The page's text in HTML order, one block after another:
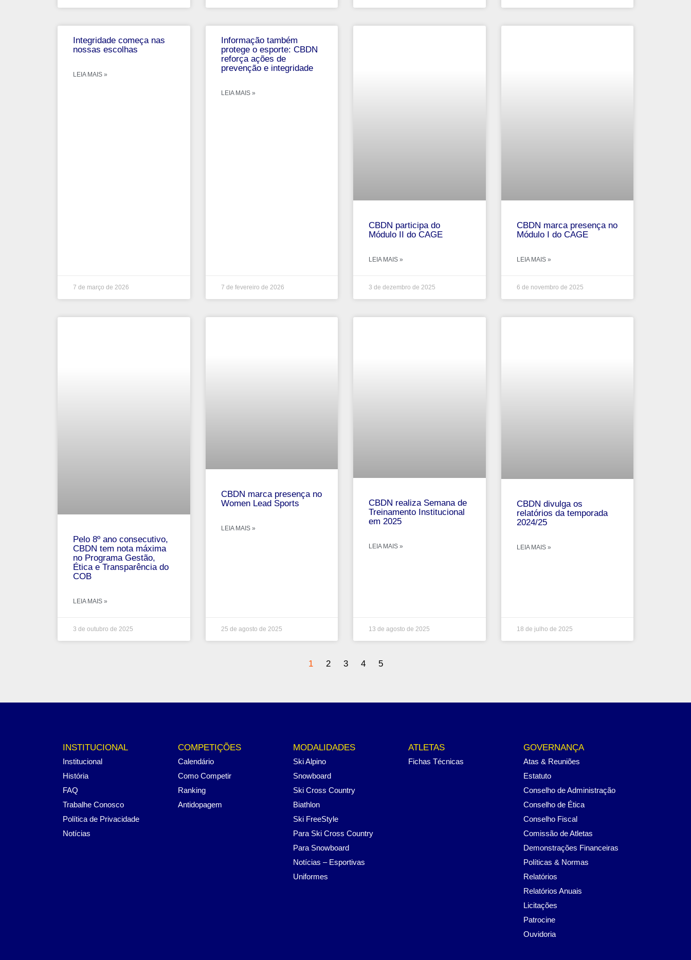
Integridade começa nas
nossas escolhas
LEIA MAIS »
7 de março de 2026
Informação também
protege o esporte: CBDN
reforça ações de
prevenção e integridade
LEIA MAIS »
7 de fevereiro de 2026
CBDN participa do
Módulo II do CAGE
LEIA MAIS »
3 de dezembro de 2025
CBDN marca presença no
Módulo I do CAGE
LEIA MAIS »
6 de novembro de 2025
Pelo 8º ano consecutivo,
CBDN tem nota máxima
no Programa Gestão,
Ética e Transparência do
COB
LEIA MAIS »
3 de outubro de 2025
CBDN marca presença no
Women Lead Sports
LEIA MAIS »
25 de agosto de 2025
CBDN realiza Semana de
Treinamento Institucional
em 2025
LEIA MAIS »
13 de agosto de 2025
CBDN divulga os
relatórios da temporada
2024/25
LEIA MAIS »
18 de julho de 2025
1 2 3 4 5
INSTITUCIONAL
Institucional
História
FAQ
Trabalhe Conosco
Política de Privacidade
Notícias
COMPETIÇÕES
Calendário
Como Competir
Ranking
Antidopagem
MODALIDADES
Ski Alpino
Snowboard
Ski Cross Country
Biathlon
Ski FreeStyle
Para Ski Cross Country
Para Snowboard
Notícias – Esportivas
Uniformes
ATLETAS
Fichas Técnicas
GOVERNANÇA
Atas & Reuniões
Estatuto
Conselho de Administração
Conselho de Ética
Conselho Fiscal
Comissão de Atletas
Demonstrações Financeiras
Políticas & Normas
Relatórios
Relatórios Anuais
Licitações
Patrocine
Ouvidoria